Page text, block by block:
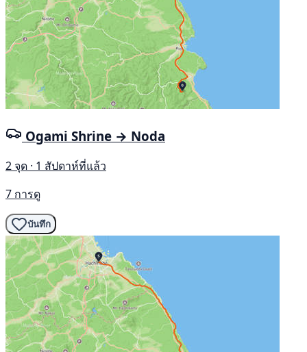
Ogami Shrine → Noda
2 จุด · 1 สัปดาห์ที่แล้ว
7 การดู
บันทึก